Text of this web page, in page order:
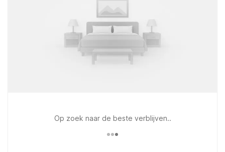
Op zoek naar de beste verblijven..